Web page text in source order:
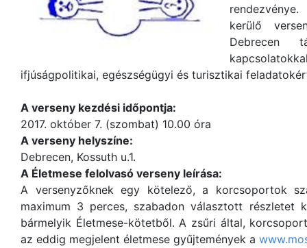
kerülő
Debrecen
ifjúságpolitikai, egészségügyi és turisztikai
A verseny kezdési időpontja:
2017. október 7. (szombat) 10.00 óra
A verseny helyszíne:
Debrecen, Kossuth u.1.
A Életmese felolvasó verseny leírása:
A versenyzőknek egy kötelező, a korcsoportok
maximum 3 perces, szabadon választott részletet
bármelyik Életmese-kötetből. A zsűri által,
az eddig megjelent életmese gyűjtemények a